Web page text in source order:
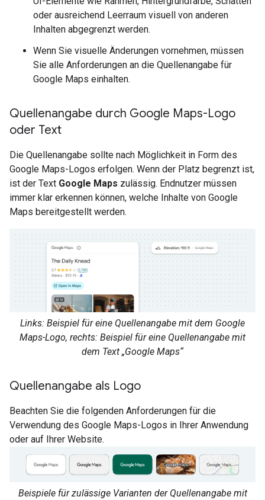
oder ausreichend Leerraum visuell von anderen
Inhalten abgegrenzt werden.
Wenn Sie visuelle Änderungen vornehmen, müssen
Sie alle Anforderungen an die Quellenangabe für
Google Maps einhalten.
Quellenangabe durch Google Maps-Logo
oder Text
Die Quellenangabe sollte nach Möglichkeit in Form des
Google Maps-Logos erfolgen. Wenn der Platz begrenzt ist,
ist der Text Google Maps zulässig. Endnutzer müssen
immer klar erkennen können, welche Inhalte von Google
Maps bereitgestellt werden.
Links: Beispiel für eine Quellenangabe mit dem Google
Maps-Logo, rechts: Beispiel für eine Quellenangabe mit
dem Text „Google Maps“
Quellenangabe als Logo
Beachten Sie die folgenden Anforderungen für die
Verwendung des Google Maps-Logos in Ihrer Anwendung
oder auf Ihrer Website.
Beispiele für zulässige Varianten der Quellenangabe mit